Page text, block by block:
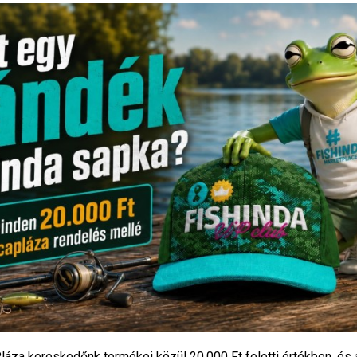
Termék
PecaPláza
Ibite 435 Elem
290Ft
PecaPláza